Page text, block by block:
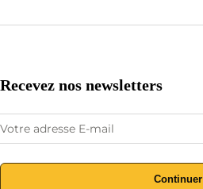
Recevez nos newsletters
Continuer